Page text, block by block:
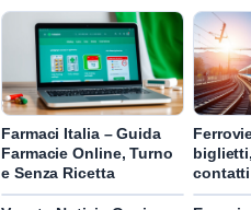
Farmaci Italia – Guida
Farmacie Online, Turno
e Senza Ricetta
contatti